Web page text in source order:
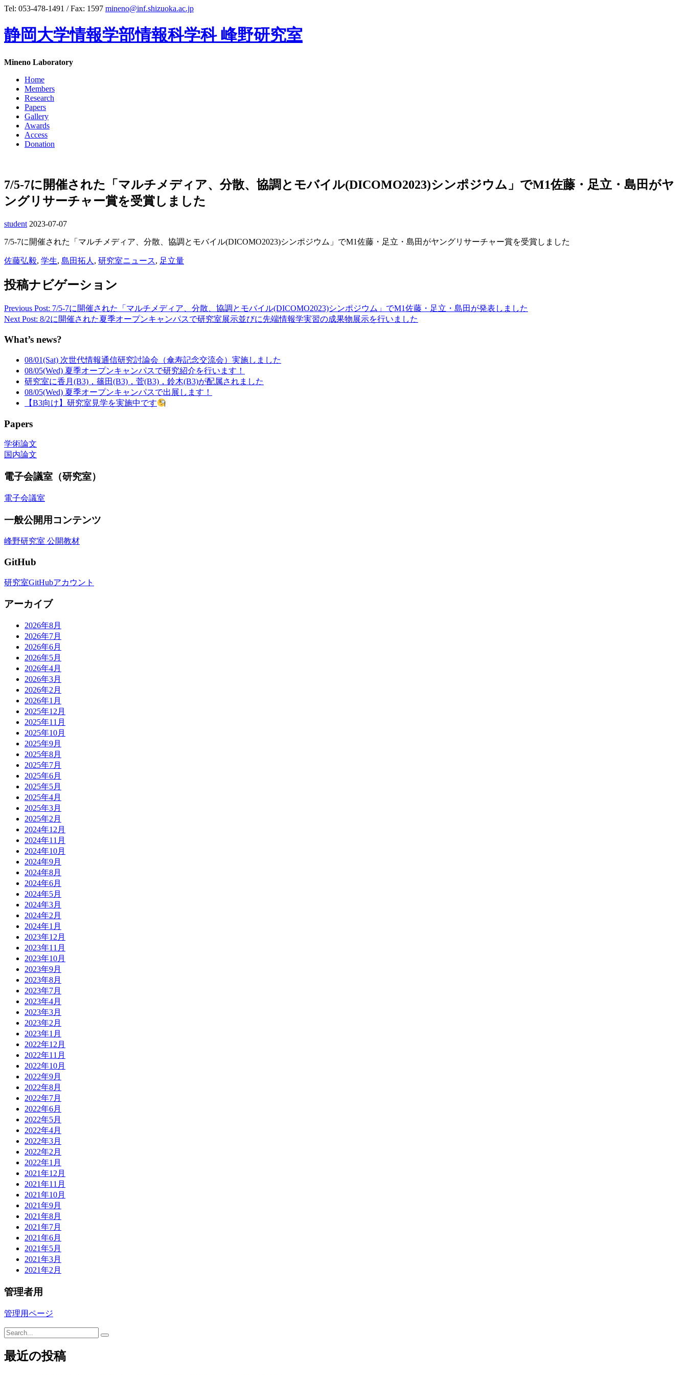
Tel: 053-478-1491 / Fax: 1597 mineno@inf.shizuoka.ac.jp
静岡大学情報学部情報科学科 峰野研究室
Mineno Laboratory
Home
Members
Research
Papers
Gallery
Awards
Access
Donation
7/5-7に開催された「マルチメディア、分散、協調とモバイル(DICOMO2023)シンポジウム」でM1佐藤・足立・島田がヤ
ングリサーチャー賞を受賞しました
student 2023-07-07
7/5-7に開催された「マルチメディア、分散、協調とモバイル(DICOMO2023)シンポジウム」でM1佐藤・足立・島田がヤングリサーチャー賞を受賞しました
佐藤弘毅, 学生, 島田拓人 , 研究室ニュース, 足立量
投稿ナビゲーション
Previous Post: 7/5-7に開催された「マルチメディア、分散、協調とモバイル(DICOMO2023)シンポジウム」でM1佐藤・足立・島田が発表しました
Next Post: 8/2に開催された夏季オープンキャンパスで研究室展示並びに先端情報学実習の成果物展示を行いました
What’s news?
08/01(Sat) 次世代情報通信研究討論会（傘寿記念交流会）実施しました
08/05(Wed) 夏季オープンキャンパスで研究紹介を行います！
研究室に香月(B3)，篠田(B3)，菅(B3)，鈴木(B3)が配属されました
08/05(Wed) 夏季オープンキャンパスで出展します！
【B3向け】研究室見学を実施中です
Papers
学術論文
国内論文
電子会議室（研究室）
電子会議室
一般公開用コンテンツ
峰野研究室 公開教材
GitHub
研究室GitHubアカウント
アーカイブ
2026年8月
2026年7月
2026年6月
2026年5月
2026年4月
2026年3月
2026年2月
2026年1月
2025年12月
2025年11月
2025年10月
2025年9月
2025年8月
2025年7月
2025年6月
2025年5月
2025年4月
2025年3月
2025年2月
2024年12月
2024年11月
2024年10月
2024年9月
2024年8月
2024年6月
2024年5月
2024年3月
2024年2月
2024年1月
2023年12月
2023年11月
2023年10月
2023年9月
2023年8月
2023年7月
2023年4月
2023年3月
2023年2月
2023年1月
2022年12月
2022年11月
2022年10月
2022年9月
2022年8月
2022年7月
2022年6月
2022年5月
2022年4月
2022年3月
2022年2月
2022年1月
2021年12月
2021年11月
2021年10月
2021年9月
2021年8月
2021年7月
2021年6月
2021年5月
2021年3月
2021年2月
管理者用
管理用ページ
最近の投稿